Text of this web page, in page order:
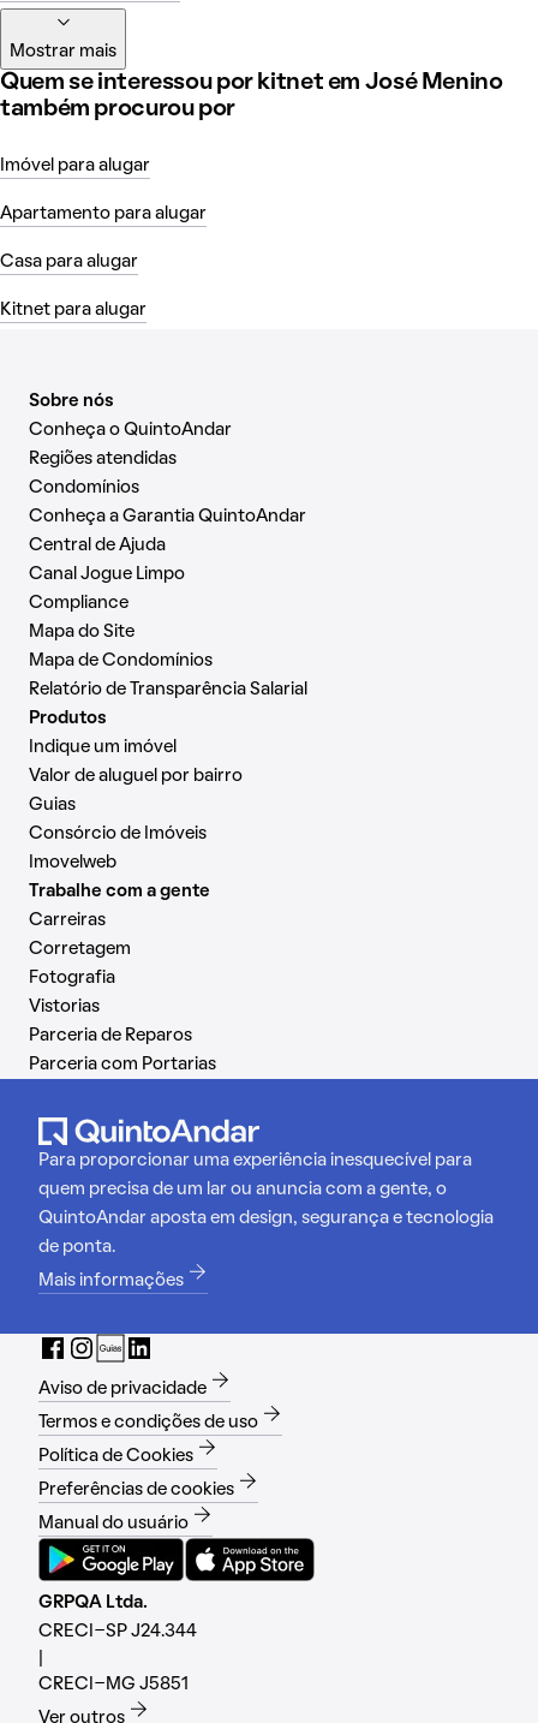
Mostrar mais
Quem se interessou por kitnet em José Menino
também procurou por
Imóvel para alugar
Apartamento para alugar
Casa para alugar
Kitnet para alugar
Sobre nós
Conheça o QuintoAndar
Regiões atendidas
Condomínios
Conheça a Garantia QuintoAndar
Central de Ajuda
Canal Jogue Limpo
Compliance
Mapa do Site
Mapa de Condomínios
Relatório de Transparência Salarial
Produtos
Indique um imóvel
Valor de aluguel por bairro
Guias
Consórcio de Imóveis
Imovelweb
Trabalhe com a gente
Carreiras
Corretagem
Fotografia
Vistorias
Parceria de Reparos
Parceria com Portarias
Para proporcionar uma experiência inesquecível para
quem precisa de um lar ou anuncia com a gente, o
QuintoAndar aposta em design, segurança e tecnologia
de ponta.
Mais informações
Aviso de privacidade
Termos e condições de uso
Política de Cookies
Preferências de cookies
Manual do usuário
GRPQA Ltda.
CRECI-SP J24.344
CRECI-MG J5851
Ver outros